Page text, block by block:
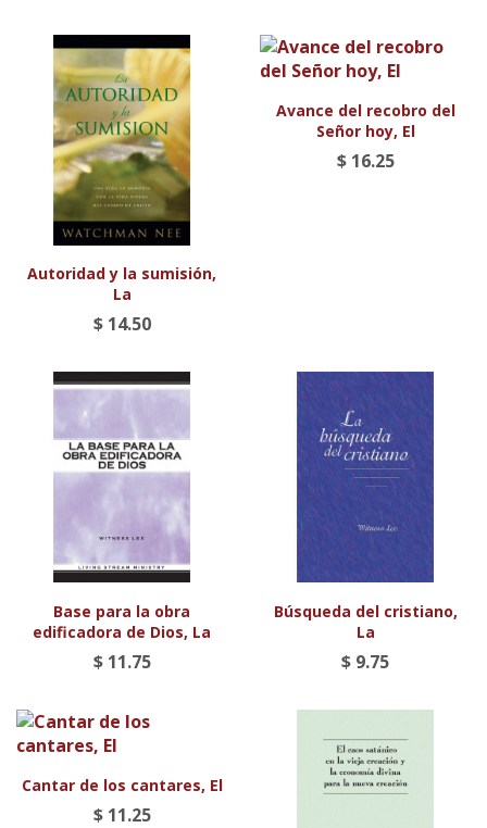
Autoridad y la sumisión,
La
$ 14.50
Avance del recobro del
Señor hoy, El
$ 16.25
Base para la obra
edificadora de Dios, La
$ 11.75
Búsqueda del cristiano,
La
$ 9.75
Cantar de los cantares, El
$ 11.25